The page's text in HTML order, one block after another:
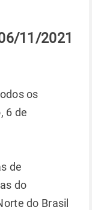
11/2021
os
6 de
de
do
do Brasil